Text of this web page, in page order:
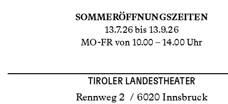
SOMMERÖFFNUNGSZEITEN
13.7.26 bis 13.9.26
MO-FR von 10.00 – 14.00 Uhr
TIROLER LANDESTHEATER
Rennweg 2 / 6020 Innsbruck